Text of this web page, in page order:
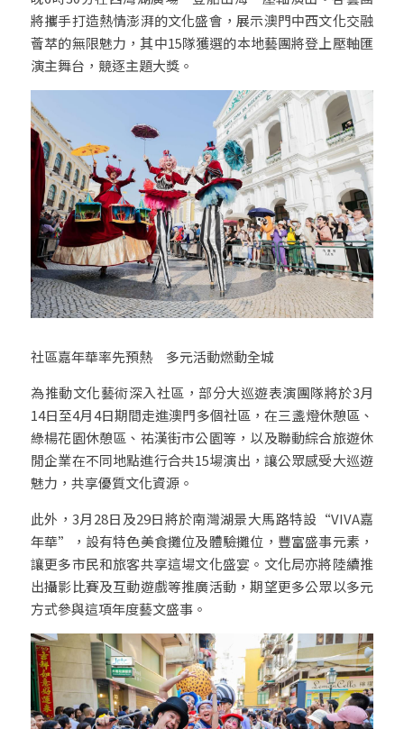
將攜手打造熱情澎湃的文化盛會，展示澳門中西文化交融
薈萃的無限魅力，其中15隊獲選的本地藝團將登上壓軸匯
演主舞台，競逐主題大獎。
社區嘉年華率先預熱　多元活動燃動全城
為推動文化藝術深入社區，部分大巡遊表演團隊將於3月
14日至4月4日期間走進澳門多個社區，在三盞燈休憩區、
綠楊花園休憩區、祐漢街市公園等，以及聯動綜合旅遊休
閒企業在不同地點進行合共15場演出，讓公眾感受大巡遊
魅力，共享優質文化資源。
此外，3月28日及29日將於南灣湖景大馬路特設“VIVA嘉
年華”，設有特色美食攤位及體驗攤位，豐富盛事元素，
讓更多市民和旅客共享這場文化盛宴。文化局亦將陸續推
出攝影比賽及互動遊戲等推廣活動，期望更多公眾以多元
方式參與這項年度藝文盛事。